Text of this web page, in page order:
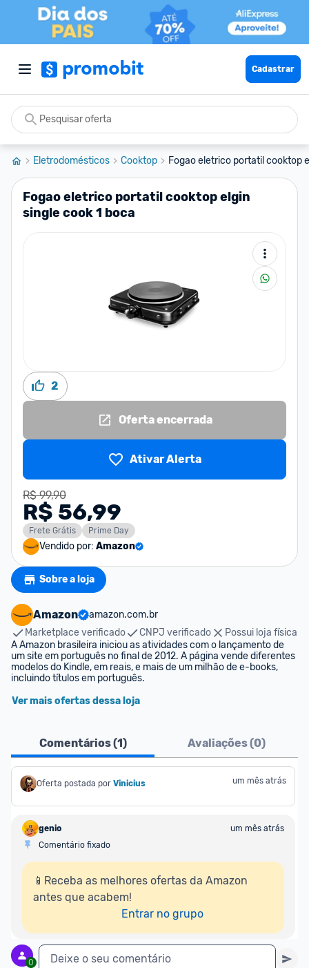
Cadastrar
Eletrodomésticos Cooktop Fogao eletrico portatil cooktop
Fogao eletrico portatil cooktop elgin
single cook 1 boca
2
Oferta encerrada
Ativar Alerta
R$ 99,90
R$ 56,99
Frete Grátis Prime Day
Vendido por: Amazon
Sobre a loja
Amazon
amazon.com.br
Marketplace verificado
CNPJ verificado
Possui loja física
A Amazon brasileira iniciou as atividades com o lançamento de
um site em português no final de 2012. A página vende diferentes
modelos do Kindle, em reais, e mais de um milhão de e-books,
incluindo títulos em português.
Ver mais ofertas dessa loja
Comentários (1) Avaliações (0)
Oferta postada por Vinicius um mês atrás
genio
um mês atrás
Comentário fixado
📱Receba as melhores ofertas da Amazon
antes que acabem!
Entrar no grupo
0 Deixe o seu comentário